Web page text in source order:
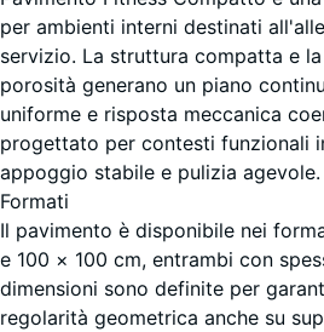
per ambienti interni destinati
servizio. La struttura compatta e
porosità generano un piano
uniforme e risposta meccanica
progettato per contesti funzionali
appoggio stabile e pulizia agevole.
Formati
Il pavimento è disponibile nei
e 100 × 100 cm, entrambi con
dimensioni sono definite per
regolarità geometrica anche su
leggermente
punteggiato
Rosso
leggermente
Verde
leggermente
diversa
indicazione
nei dati del
prodotto).
100
×
100
×
0,8
cm